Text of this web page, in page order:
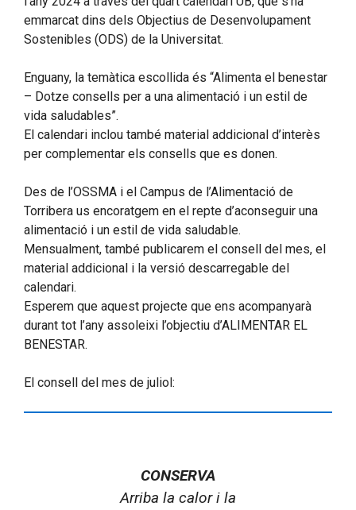
emmarcat dins dels Objectius de Desenvolupament
Sostenibles (ODS) de la Universitat.
Enguany, la temàtica escollida és “Alimenta el benestar
– Dotze consells per a una alimentació i un estil de
vida saludables”.
El calendari inclou també material addicional d’interès
per complementar els consells que es donen.
Des de l’OSSMA i el Campus de l’Alimentació de
Torribera us encoratgem en el repte d’aconseguir una
alimentació i un estil de vida saludable.
Mensualment, també publicarem el consell del mes, el
material addicional i la versió descarregable del
calendari.
Esperem que aquest projecte que ens acompanyarà
durant tot l’any assoleixi l’objectiu d’ALIMENTAR EL
BENESTAR.
El consell del mes de juliol:
CONSERVA
Arriba la calor i la